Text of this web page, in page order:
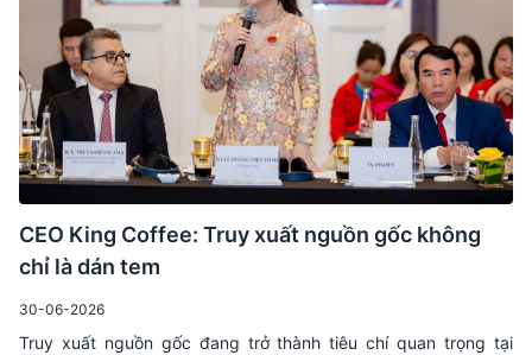
CEO King Coffee: Truy xuất nguồn gốc không
chỉ là dán tem
30-06-2026
Truy xuất nguồn gốc đang trở thành tiêu chí quan trọng tại